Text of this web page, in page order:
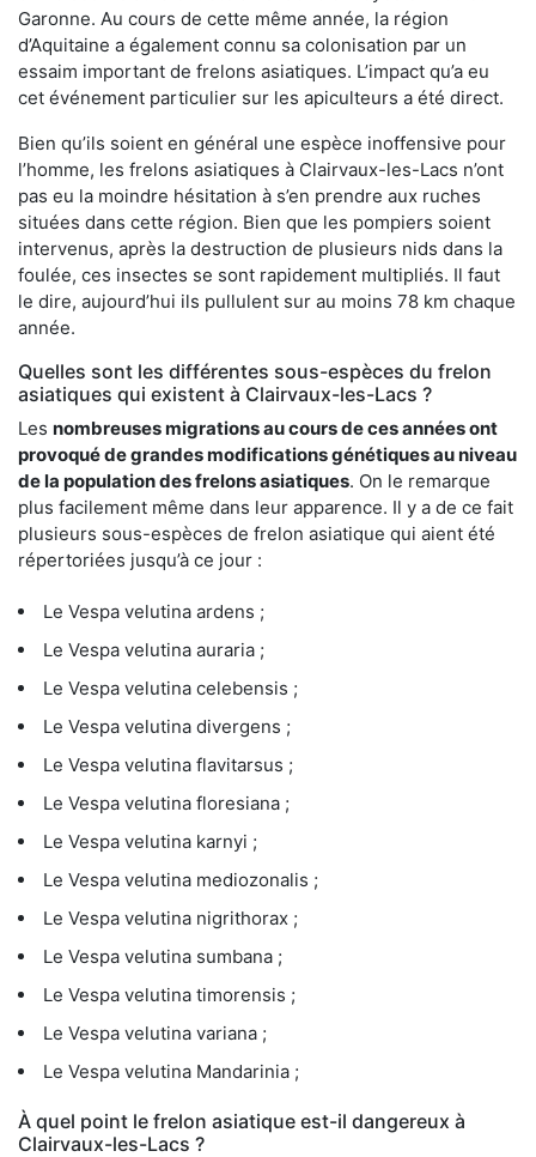
Garonne. Au cours de cette même année, la région
d’Aquitaine a également connu sa colonisation par un
essaim important de frelons asiatiques. L’impact qu’a eu
cet événement particulier sur les apiculteurs a été direct.
Bien qu’ils soient en général une espèce inoffensive pour
l’homme, les frelons asiatiques à Clairvaux-les-Lacs n’ont
pas eu la moindre hésitation à s’en prendre aux ruches
situées dans cette région. Bien que les pompiers soient
intervenus, après la destruction de plusieurs nids dans la
foulée, ces insectes se sont rapidement multipliés. Il faut
le dire, aujourd’hui ils pullulent sur au moins 78 km chaque
année.
Quelles sont les différentes sous-espèces du frelon
asiatiques qui existent à Clairvaux-les-Lacs ?
Les nombreuses migrations au cours de ces années ont
provoqué de grandes modifications génétiques au niveau
de la population des frelons asiatiques. On le remarque
plus facilement même dans leur apparence. Il y a de ce fait
plusieurs sous-espèces de frelon asiatique qui aient été
répertoriées jusqu’à ce jour :
Le Vespa velutina ardens ;
Le Vespa velutina auraria ;
Le Vespa velutina celebensis ;
Le Vespa velutina divergens ;
Le Vespa velutina flavitarsus ;
Le Vespa velutina floresiana ;
Le Vespa velutina karnyi ;
Le Vespa velutina mediozonalis ;
Le Vespa velutina nigrithorax ;
Le Vespa velutina sumbana ;
Le Vespa velutina timorensis ;
Le Vespa velutina variana ;
Le Vespa velutina Mandarinia ;
À quel point le frelon asiatique est-il dangereux à
Clairvaux-les-Lacs ?